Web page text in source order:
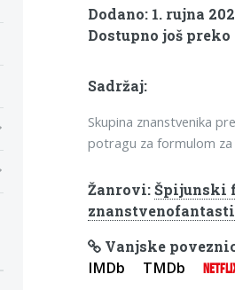
Dodano: 1. rujna
Dostupno još
Sadržaj:
Skupina znanstvenika
potragu za formulom za
Žanrovi:Špijunski
Vanjske
IMDb TMDb